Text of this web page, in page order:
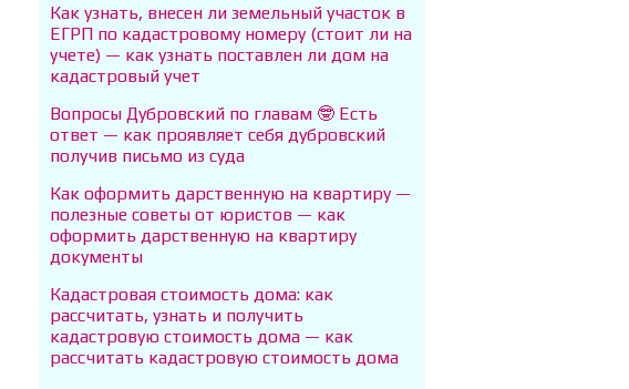
Как узнать, внесен ли земельный участок в
ЕГРП по кадастровому номеру (стоит ли на
учете) — как узнать поставлен ли дом на
кадастровый учет
Вопросы Дубровский по главам 🤓 Есть
ответ — как проявляет себя дубровский
получив письмо из суда
Как оформить дарственную на квартиру —
полезные советы от юристов — как
оформить дарственную на квартиру
документы
Кадастровая стоимость дома: как
рассчитать, узнать и получить
кадастровую стоимость дома — как
рассчитать кадастровую стоимость дома